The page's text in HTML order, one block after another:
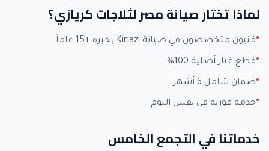
لماذا تختار صيانة مصر لثلاجات كريازي؟
فنيون متخصصون في صيانة Kiriazi بخبرة +15 عاماً
قطع غيار أصلية 100%
ضمان شامل 6 أشهر
خدمة فورية في نفس اليوم
خدماتنا في التجمع الخامس